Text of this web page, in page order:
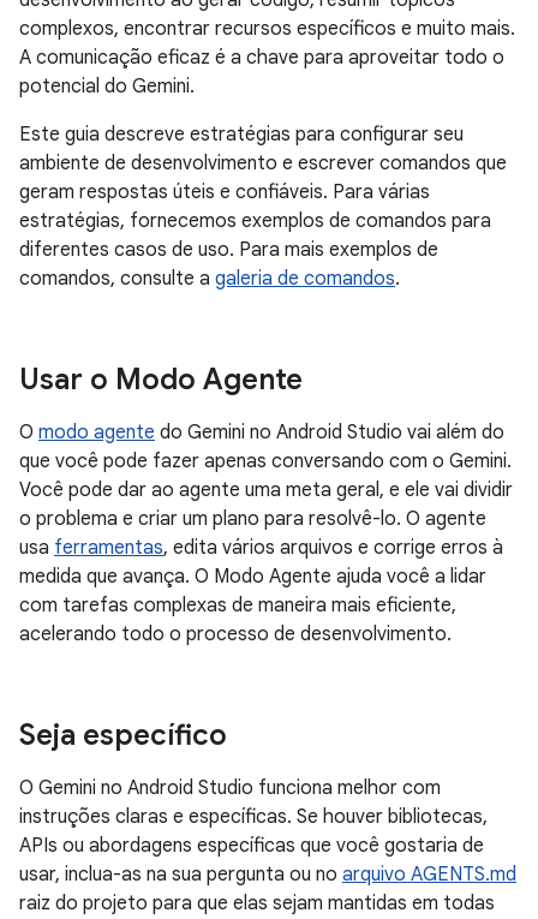
complexos, encontrar recursos específicos e muito mais.
A comunicação eficaz é a chave para aproveitar todo o
potencial do Gemini.
Este guia descreve estratégias para configurar seu
ambiente de desenvolvimento e escrever comandos que
geram respostas úteis e confiáveis. Para várias
estratégias, fornecemos exemplos de comandos para
diferentes casos de uso. Para mais exemplos de
comandos, consulte a galeria de comandos.
Usar o Modo Agente
O modo agente do Gemini no Android Studio vai além do
que você pode fazer apenas conversando com o Gemini.
Você pode dar ao agente uma meta geral, e ele vai dividir
o problema e criar um plano para resolvê-lo. O agente
usa ferramentas, edita vários arquivos e corrige erros à
medida que avança. O Modo Agente ajuda você a lidar
com tarefas complexas de maneira mais eficiente,
acelerando todo o processo de desenvolvimento.
Seja específico
O Gemini no Android Studio funciona melhor com
instruções claras e específicas. Se houver bibliotecas,
APIs ou abordagens específicas que você gostaria de
usar, inclua-as na sua pergunta ou no arquivo AGENTS.md
raiz do projeto para que elas sejam mantidas em todas